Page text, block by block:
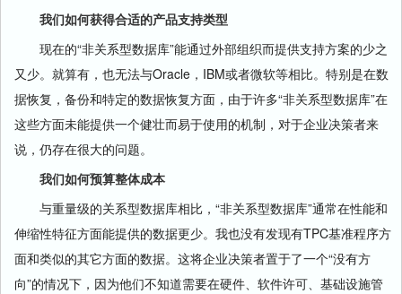
我们如何获得合适的产品支持类型
现在的“非关系型数据库”能通过外部组织而提供支持方案的少之
又少。就算有，也无法与Oracle，IBM或者微软等相比。特别是在数
据恢复，备份和特定的数据恢复方面，由于许多“非关系型数据库”在
这些方面未能提供一个健壮而易于使用的机制，对于企业决策者来
说，仍存在很大的问题。
我们如何预算整体成本
与重量级的关系型数据库相比，“非关系型数据库”通常在性能和
伸缩性特征方面能提供的数据更少。我也没有发现有TPC基准程序方
面和类似的其它方面的数据。这将企业决策者置于了一个“没有方
向”的情况下，因为他们不知道需要在硬件、软件许可、基础设施管